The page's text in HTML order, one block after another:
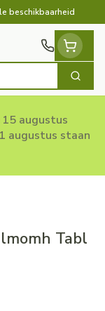
beschikbaarheid
Zoek
augustus
augustus staan
Tabl